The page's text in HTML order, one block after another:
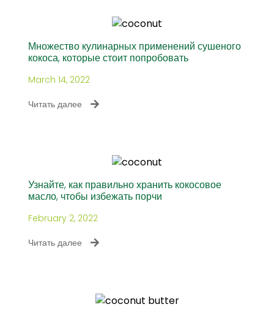
Множество кулинарных применений сушеного
кокоса, которые стоит попробовать
March 14, 2022
Читать далее
Узнайте, как правильно хранить кокосовое
масло, чтобы избежать порчи
February 2, 2022
Читать далее